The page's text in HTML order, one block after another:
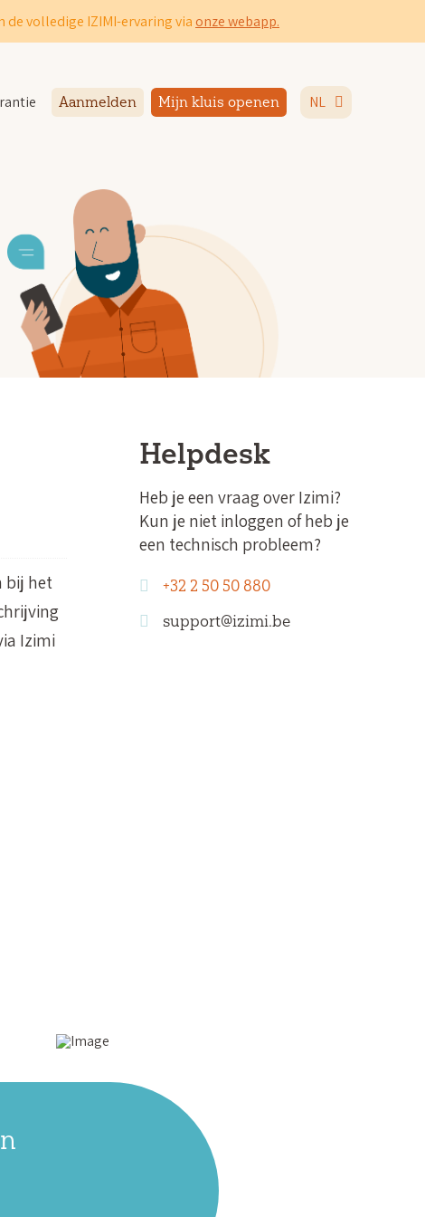
de volledige IZIMI-ervaring via onze webapp.
Aanmelden Mijn kluis openen NL
bij het
Izimi
Helpdesk
Heb je een vraag over Izimi?
Kun je niet inloggen of heb je
een technisch probleem?
+32 2 50 50 880
support@izimi.be